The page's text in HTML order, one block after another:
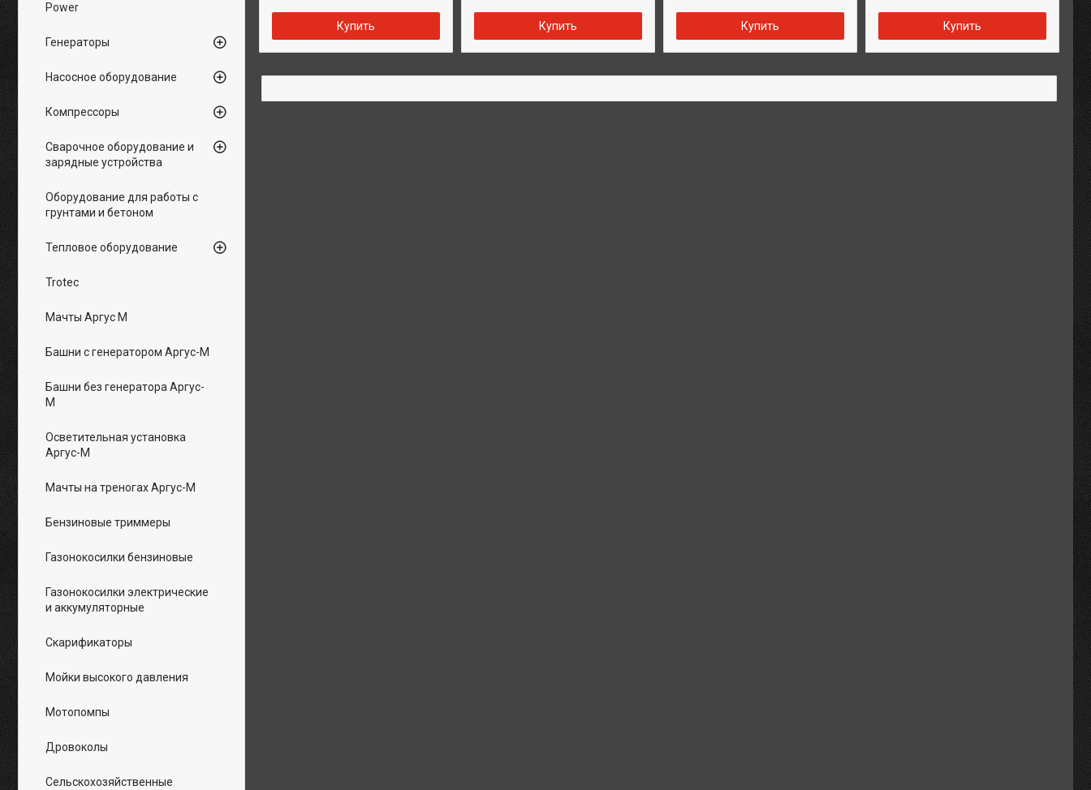
Купить Купить Купить Купить
Power
Генераторы
Насосное оборудование
Компрессоры
Сварочное оборудование и
зарядные устройства
Оборудование для работы с
грунтами и бетоном
Тепловое оборудование
Trotec
Мачты Аргус М
Башни с генератором Аргус-М
Башни без генератора Аргус-
М
Осветительная установка
Аргус-М
Мачты на треногах Аргус-М
Бензиновые триммеры
Газонокосилки бензиновые
Газонокосилки электрические
и аккумуляторные
Скарификаторы
Мойки высокого давления
Мотопомпы
Дровоколы
Сельскохозяйственные